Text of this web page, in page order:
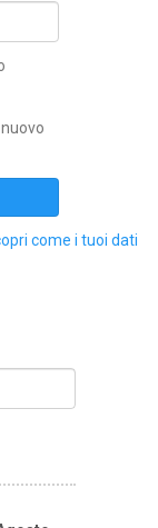
come i tuoi dati